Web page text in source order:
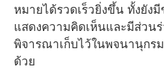
หมายได้รวดเร็วยิ่งขึ้น ทั้งยัง
แสดงความคิดเห็นและมีส่วน
พิจารณาเก็บไว้ในพจนานุก
ด้วย